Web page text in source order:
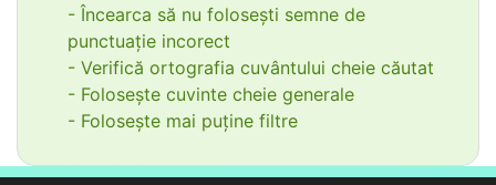
- Încearca să nu folosești semne de
punctuație incorect
- Verifică ortografia cuvântului cheie căutat
- Folosește cuvinte cheie generale
- Folosește mai puține filtre